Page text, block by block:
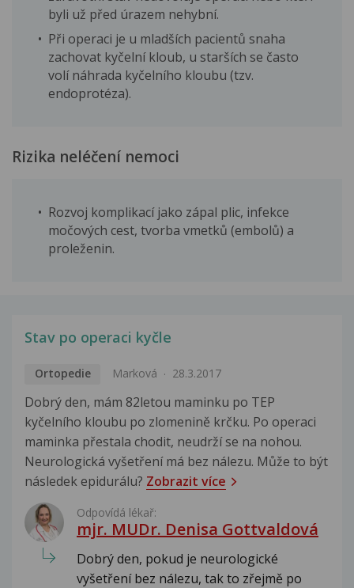
byli už před úrazem nehybní.
Při operaci je u mladších pacientů snaha
zachovat kyčelní kloub, u starších se často
volí náhrada kyčelního kloubu (tzv.
endoprotéza).
Rizika neléčení nemoci
Rozvoj komplikací jako zápal plic, infekce
močových cest, tvorba vmetků (embolů) a
proleženin.
Stav po operaci kyčle
Ortopedie Marková 28.3.2017
Dobrý den, mám 82letou maminku po TEP
kyčelního kloubu po zlomenině krčku. Po operaci
maminka přestala chodit, neudrží se na nohou.
Neurologická vyšetření má bez nálezu. Může to být
následek epidurálu? Zobrazit více
Odpovídá lékař:
mjr. MUDr. Denisa Gottvaldová
Dobrý den, pokud je neurologické
vyšetření bez nálezu, tak to zřejmě po